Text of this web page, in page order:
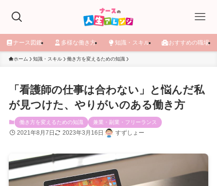
ナース図鑑 多様な働き方 知識・スキル おすすめの職場
ホーム 知識・スキル 働き方を変えるための知識
「看護師の仕事は合わない」と悩んだ私
が見つけた、やりがいのある働き方
働き方を変えるための知識 兼業・副業・フリーランス
2021年8月7日 2023年3月16日 すずしょー